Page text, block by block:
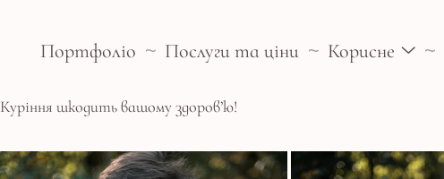
Портфоліо Послуги та ціни Корисне
Куріння шкодить вашому здоров’ю!